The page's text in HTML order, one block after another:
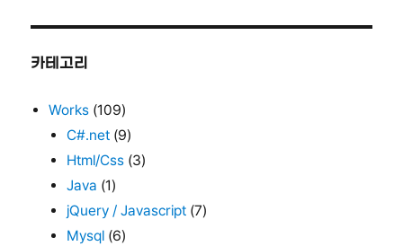
카테고리
Works (109)
C#.net (9)
Html/Css (3)
Java (1)
jQuery / Javascript (7)
Mysql (6)